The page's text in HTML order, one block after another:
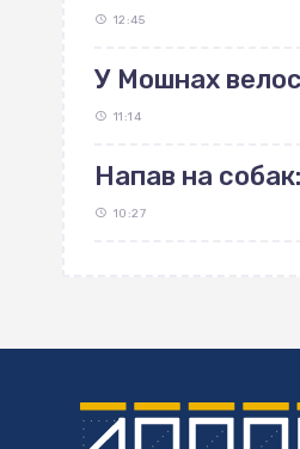
12:45
У Мошнах
11:14
Напав на
10:27